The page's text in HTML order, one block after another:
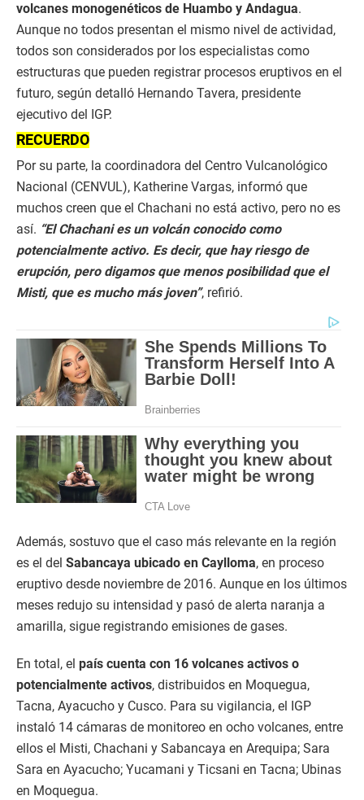
volcanes monogenéticos de Huambo y Andagua.
Aunque no todos presentan el mismo nivel de actividad,
todos son considerados por los especialistas como
estructuras que pueden registrar procesos eruptivos en el
futuro, según detalló Hernando Tavera, presidente
ejecutivo del IGP.
RECUERDO
Por su parte, la coordinadora del Centro Vulcanológico
Nacional (CENVUL), Katherine Vargas, informó que
muchos creen que el Chachani no está activo, pero no es
así. “El Chachani es un volcán conocido como
potencialmente activo. Es decir, que hay riesgo de
erupción, pero digamos que menos posibilidad que el
Misti, que es mucho más joven”, refirió.
Además, sostuvo que el caso más relevante en la región
es el del Sabancaya ubicado en Caylloma, en proceso
eruptivo desde noviembre de 2016. Aunque en los últimos
meses redujo su intensidad y pasó de alerta naranja a
amarilla, sigue registrando emisiones de gases.
En total, el país cuenta con 16 volcanes activos o
potencialmente activos, distribuidos en Moquegua,
Tacna, Ayacucho y Cusco. Para su vigilancia, el IGP
instaló 14 cámaras de monitoreo en ocho volcanes, entre
ellos el Misti, Chachani y Sabancaya en Arequipa; Sara
Sara en Ayacucho; Yucamani y Ticsani en Tacna; Ubinas
en Moquegua.